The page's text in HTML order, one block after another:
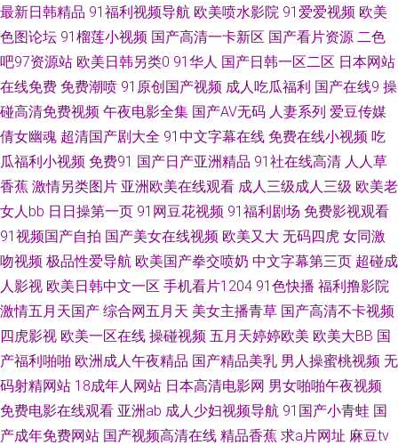
91在线免费视频 大香蕉在九 九九豆花社区 人妖网址 性爱成人午夜 91每日更
新 国产无套免费视频 欧美肏屄 无码超碰97 91大神3p 超碰少妇 激情色色网
日韩精品www 亚洲黑料1区 91在线91 超碰在线网址 美女91视频M 无码破解
无码破解 97久久地址 国产精品自拍网 欧美岛国123 色悠悠香蕉 91看片免费
下载 超碰超碰 国产综合色网 日韩AV在线网站 69欧美 肏屄传媒 黄色性生活
一级 欧美日韩日本网 天天射婷婷影院 91官方网页 超碰狠狠狠 久草资源色
人妖最新专区 自慰白浆福利网站 变态另类调教 久久精品在这里 日本有码天
堂 91打屁股 超碰97制服 黄色另类情感 欧美日韩中文 午夜18福利 成人色狼
A级视频网站 一区二区理论片 99肏屄网 国产麻豆aa 欧洲视频一区 91操操操
最新日韩精品 91福利视频导航 欧美喷水影院 91爱爱视频 欧美
色图论坛 91榴莲小视频 国产高清一卡新区 国产看片资源 二色
吧97资源站 欧美日韩另类0 91华人 国产日韩一区二区 日本网站
在线免费 免费潮喷 91原创国产视频 成人吃瓜福利 国产在线9 操
碰高清免费视频 午夜电影全集 国产AV无码 人妻系列 爱豆传媒
倩女幽魂 超清国产剧大全 91中文字幕在线 免费在线小视频 吃
瓜福利小视频 免费91 国产日产亚洲精品 91社在线高清 人人草
香蕉 激情另类图片 亚洲欧美在线观看 成人三级成人三级 欧美老
女人bb 日日操第一页 91网豆花视频 91福利剧场 免费影视观看
91视频国产自拍 国产美女在线视频 欧美又大 无码四虎 女同激
吻视频 极品性爱导航 欧美国产拳交喷奶 中文字幕第三页 超碰成
人影视 欧美日韩中文一区 手机看片1204 91色快播 福利撸影院
激情五月天国产 综合网五月天 美女主播青草 国产高清不卡视频
四虎影视 欧美一区在线 操碰视频 五月天婷婷欧美 欧美大BB 国
产福利啪啪 欧洲成人午夜精品 国产精品美乳 男人操蜜桃视频 无
码射精网站 18成年人网站 日本高清电影网 男女啪啪午夜视频
免费电影在线观看 亚洲ab 成人少妇视频导航 91国产小青蛙 国
产成年免费网站 国产视频高清在线 精品香蕉 求a片网址 麻豆tv